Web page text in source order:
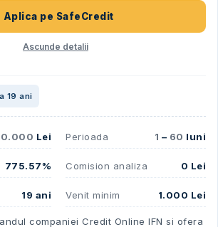
Aplica pe SafeCredit
Ascunde detalii
19 ani
Lei Perioada 1 – 60 luni
775.57% Comision analiza 0 Lei
19 ani Venit minim 1.000 Lei
companiei Credit Online IFN si ofera